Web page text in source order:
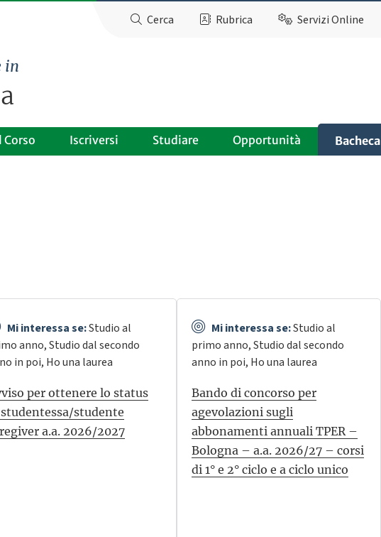
Cerca Rubrica Servizi Online
in
Corso Iscriversi Studiare Opportunità Bacheca
Mi interessa se:Studio al
anno, Studio dal secondo
in poi, Ho una laurea
per ottenere lo status
studente
a.a. 2026/2027
Mi interessa se:Studio al
primo anno, Studio dal secondo
anno in poi, Ho una laurea
Bando di concorso per
agevolazioni sugli
abbonamenti annuali TPER –
Bologna – a.a. 2026/27 – corsi
di 1° e 2° ciclo e a ciclo unico